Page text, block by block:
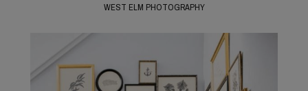
WEST ELM PHOTOGRAPHY